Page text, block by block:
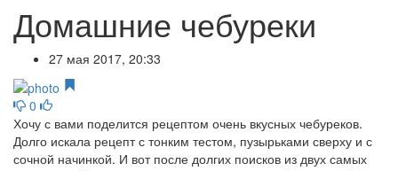
Домашние чебуреки
27 мая 2017, 20:33
0
Хочу с вами поделится рецептом очень вкусных чебуреков.
Долго искала рецепт с тонким тестом, пузырьками сверху и с
сочной начинкой. И вот после долгих поисков из двух самых